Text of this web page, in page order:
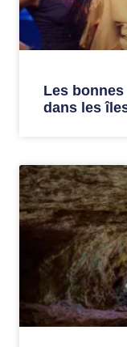
Les
dans les